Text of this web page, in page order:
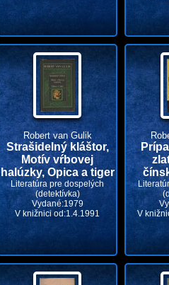
Robert van Gulik
Strašidelný kláštor,
Motív vŕbovej
halúzky, Opica a tiger
Literatúra pre dospelých
(detektívka)
Vydané:1979
V knižnici od:1.4.1991
V